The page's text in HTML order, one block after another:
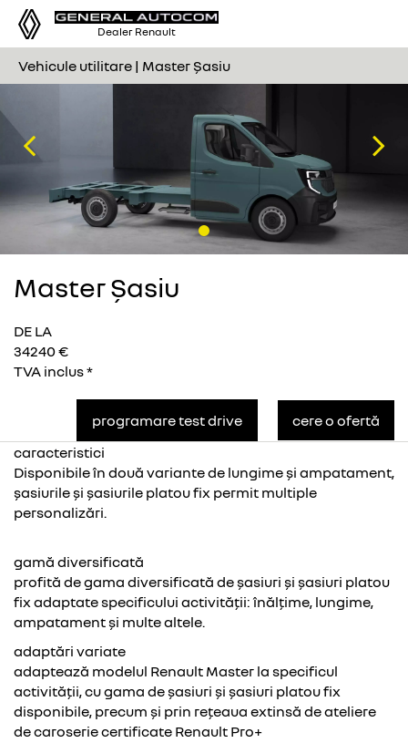
Dealer Renault
Vehicule utilitare | Master Șasiu
Master Șasiu
DE LA
34240 €
TVA inclus *
programare test drive
cere o ofertă
caracteristici
Disponibile în două variante de lungime și ampatament,
șasiurile și șasiurile platou fix permit multiple
personalizări.
gamă diversificată
profită de gama diversificată de șasiuri și șasiuri platou
fix adaptate specificului activității: înălțime, lungime,
ampatament și multe altele.
adaptări variate
adaptează modelul Renault Master la specificul
activității, cu gama de șasiuri și șasiuri platou fix
disponibile, precum și prin rețeaua extinsă de ateliere
de caroserie certificate Renault Pro+